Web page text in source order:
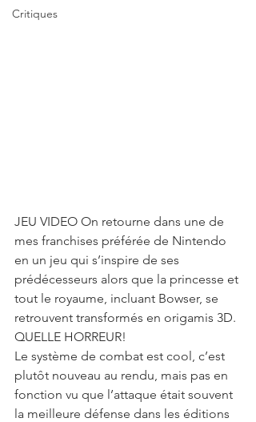
Critiques
JEU VIDEO On retourne dans une de
mes franchises préférée de Nintendo
en un jeu qui s’inspire de ses
prédécesseurs alors que la princesse et
tout le royaume, incluant Bowser, se
retrouvent transformés en origamis 3D.
QUELLE HORREUR!
Le système de combat est cool, c’est
plutôt nouveau au rendu, mais pas en
fonction vu que l’attaque était souvent
la meilleure défense dans les éditions